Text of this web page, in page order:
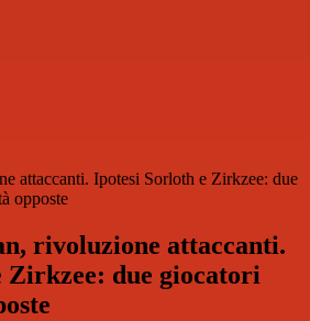
attaccanti. Ipotesi Sorloth e Zirkzee: due
opposte
rivoluzione attaccanti.
Zirkzee: due giocatori